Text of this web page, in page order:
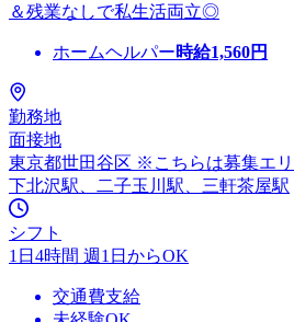
＆残業なしで私生活両立◎
ホームヘルパー時給1,560円
勤務地
面接地
東京都世田谷区 ※こちらは募集エリ
下北沢駅、二子玉川駅、三軒茶屋駅
シフト
1日4時間 週1日からOK
交通費支給